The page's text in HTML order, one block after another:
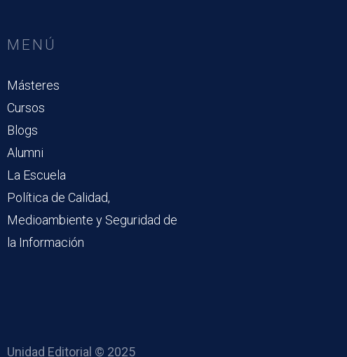
MENÚ
Másteres
Cursos
Blogs
Alumni
La Escuela
Política de Calidad,
Medioambiente y Seguridad de
la Información
Unidad Editorial © 2025